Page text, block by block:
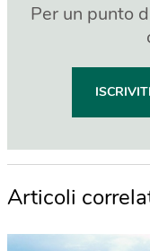
Per un punto
Articoli